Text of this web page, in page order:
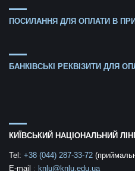
ПОСИЛАННЯ ДЛЯ ОПЛАТИ В
БАНКІВСЬКІ РЕКВІЗИТИ ДЛЯ
КИЇВСЬКИЙ НАЦІОНАЛЬНИЙ
Tel: +38 (044) 287-33-72
E-mail : knlu@knlu.edu.ua